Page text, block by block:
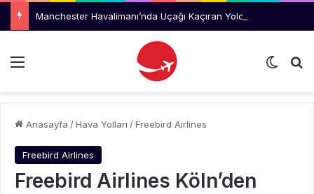
Menü Dış
Anasayfa /Hava Yolları /Freebird Airlines
Freebird Airlines
Freebird Airlines Köln’den